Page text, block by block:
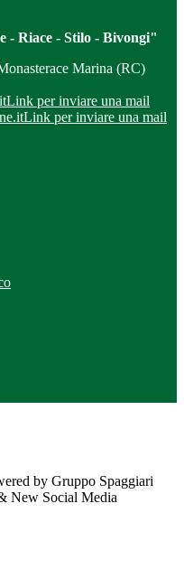
- Riace - Stilo - Bivongi"
Marina (RC)
Link per inviare una mail
Link per inviare una mail
by Gruppo Spaggiari
New Social Media